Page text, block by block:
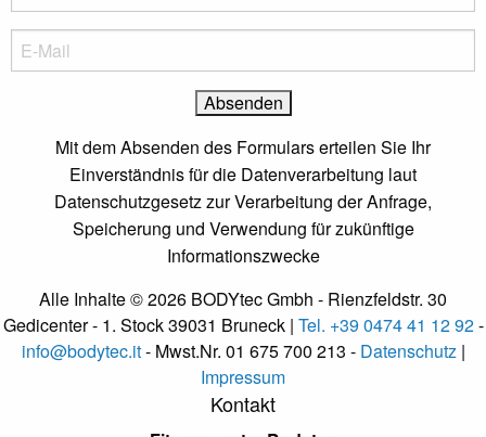
Mit dem Absenden des Formulars erteilen Sie Ihr
Einverständnis für die Datenverarbeitung laut
Datenschutzgesetz zur Verarbeitung der Anfrage,
Speicherung und Verwendung für zukünftige
Informationszwecke
Alle Inhalte © 2026 BODYtec Gmbh - Rienzfeldstr. 30
Gedicenter - 1. Stock 39031 Bruneck | Tel. +39 0474 41 12 92-
info@bodytec.it- Mwst.Nr. 01 675 700 213 - Datenschutz|
Impressum
Kontakt